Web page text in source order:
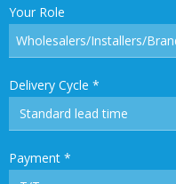
Your Role
Delivery Cycle *
Payment *